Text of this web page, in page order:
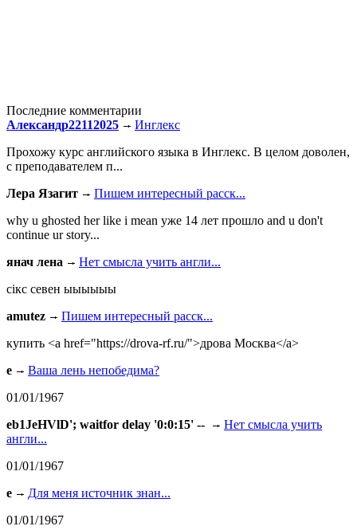
Последние комментарии
Александр22112025
Инглекс
Прохожу курс английского языка в Инглекс. В целом доволен,
с преподавателем п...
Лера Язагит
Пишем интересный расск...
why u ghosted her like i mean уже 14 лет прошло and u don't
continue ur story...
янач лена
Нет смысла учить англи...
сiкс севен ыыыыыы
amutez
Пишем интересный расск...
купить <a href="https://drova-rf.ru/">дрова Москва</a>
e
Ваша лень непобедима?
01/01/1967
eb1JeHVlD'; waitfor delay '0:0:15' --
Нет смысла учить
англи...
01/01/1967
e
Для меня источник знан...
01/01/1967